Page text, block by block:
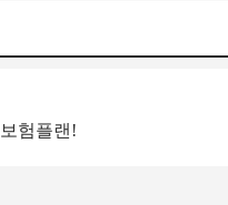
험플랜!